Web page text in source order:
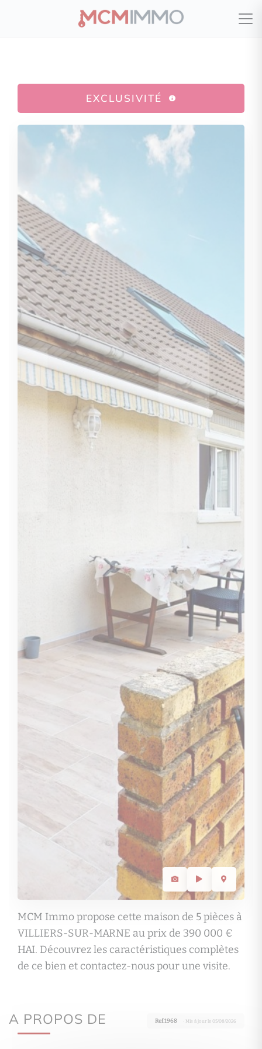
EXCLUSIVITÉ
MCM Immo propose cette maison de 5 pièces à
VILLIERS-SUR-MARNE au prix de 390 000 €
HAI. Découvrez les caractéristiques complètes
de ce bien et contactez-nous pour une visite.
A PROPOS DE Ref.1968 · Mis à jour le 05/08/2026